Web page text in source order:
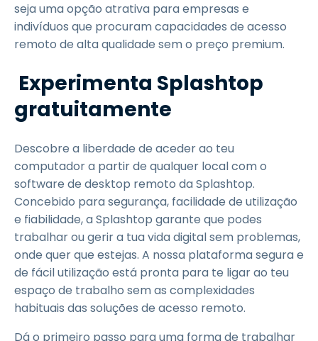
seja uma opção atrativa para empresas e
indivíduos que procuram capacidades de acesso
remoto de alta qualidade sem o preço premium.
Experimenta Splashtop
gratuitamente
Descobre a liberdade de aceder ao teu
computador a partir de qualquer local com o
software de desktop remoto da Splashtop.
Concebido para segurança, facilidade de utilização
e fiabilidade, a Splashtop garante que podes
trabalhar ou gerir a tua vida digital sem problemas,
onde quer que estejas. A nossa plataforma segura e
de fácil utilização está pronta para te ligar ao teu
espaço de trabalho sem as complexidades
habituais das soluções de acesso remoto.
Dá o primeiro passo para uma forma de trabalhar